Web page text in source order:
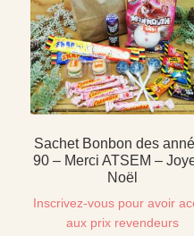
Sachet Bonbon des
90 – Merci ATSEM –
Noël
Inscrivez-vous pour avoir
aux prix revendeurs